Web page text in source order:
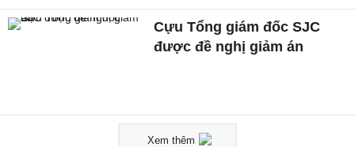
Cựu Tổng giám đốc SJC
được đề nghị giảm án
Xem thêm